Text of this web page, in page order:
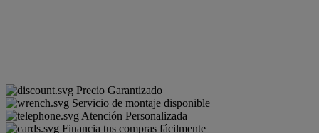
Precio Garantizado
Servicio de montaje disponible
Atención Personalizada
Financia tus compras fácilmente